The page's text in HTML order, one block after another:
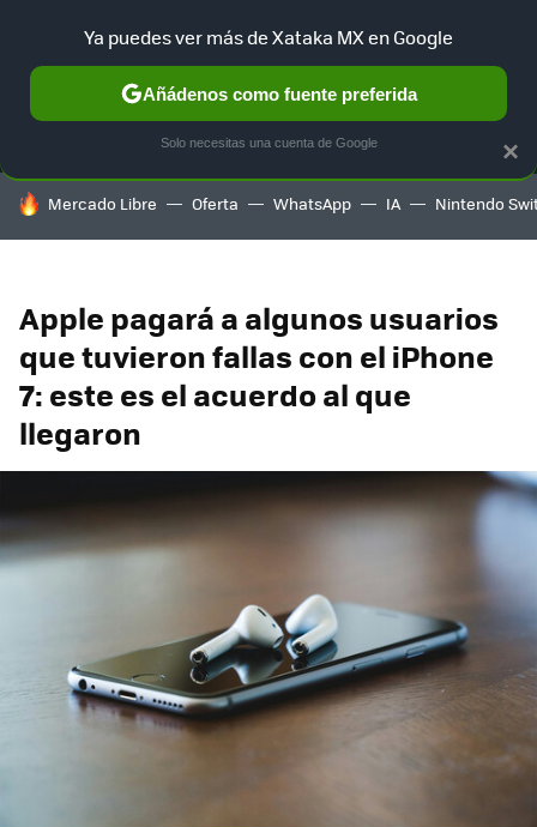
MENÚ NUEVO
GAMING HOME AUTO
HOY SE HABLA DE
Mercado Libre Oferta WhatsApp IA Nintendo
Apple pagará a algunos usuarios
que tuvieron fallas con el iPhone
7: este es el acuerdo al que
llegaron
×
Ya puedes ver más de Xataka MX en Google
Añádenos como fuente preferida
Solo necesitas una cuenta de Google